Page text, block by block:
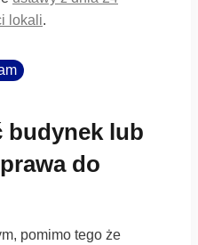
lokali.
budynek lub
do
pomimo tego że